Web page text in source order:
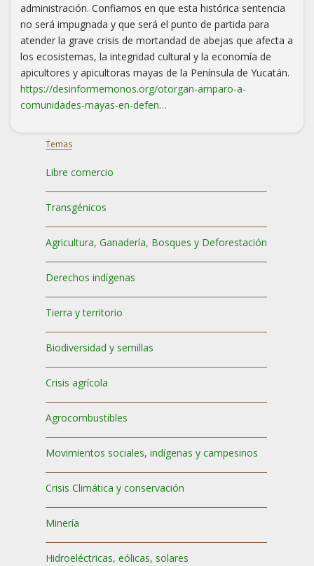
administración. Confiamos en que esta histórica sentencia
no será impugnada y que será el punto de partida para
atender la grave crisis de mortandad de abejas que afecta a
los ecosistemas, la integridad cultural y la economía de
apicultores y apicultoras mayas de la Península de Yucatán.
https://desinformemonos.org/otorgan-amparo-a-
comunidades-mayas-en-defen…
Temas
Libre comercio
Transgénicos
Agricultura, Ganadería, Bosques y Deforestación
Derechos indígenas
Tierra y territorio
Biodiversidad y semillas
Crisis agrícola
Agrocombustibles
Movimientos sociales, indígenas y campesinos
Crisis Climática y conservación
Minería
Hidroeléctricas, eólicas, solares